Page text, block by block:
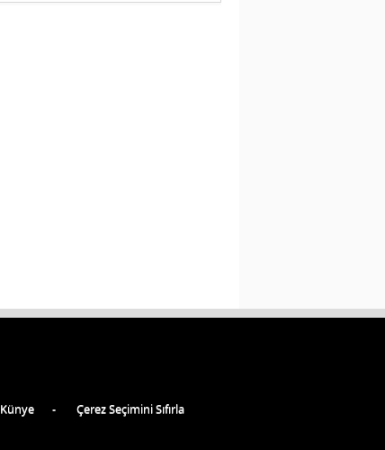
Künye Çerez Seçimini Sıfırla